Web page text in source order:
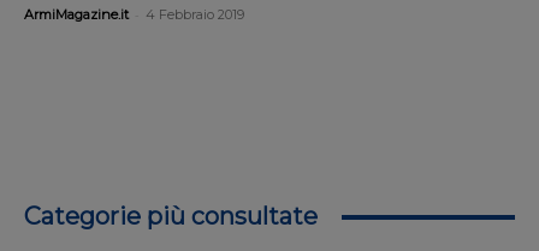
ArmiMagazine.it 4 Febbraio 2019
Categorie più consultate